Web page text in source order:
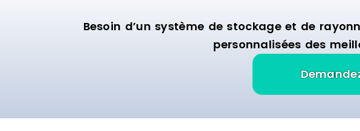
Besoin d’un système de stockage et de
personnalisées des